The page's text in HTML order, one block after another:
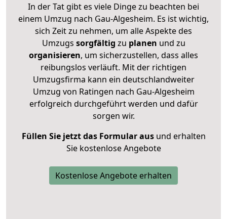
In der Tat gibt es viele Dinge zu beachten bei
einem Umzug nach Gau-Algesheim. Es ist wichtig,
sich Zeit zu nehmen, um alle Aspekte des
Umzugs sorgfältig zu planen und zu
organisieren, um sicherzustellen, dass alles
reibungslos verläuft. Mit der richtigen
Umzugsfirma kann ein deutschlandweiter
Umzug von Ratingen nach Gau-Algesheim
erfolgreich durchgeführt werden und dafür
sorgen wir.
Füllen Sie jetzt das Formular ausund erhalten
Sie kostenlose Angebote
Kostenlose Angebote erhalten